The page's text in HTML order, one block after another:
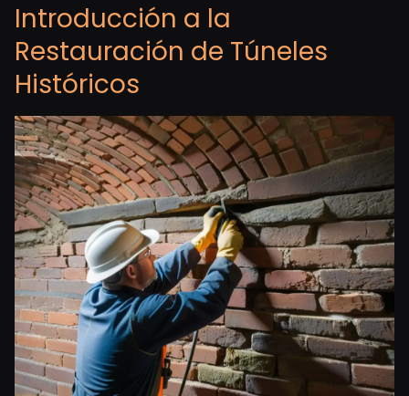
Introducción a la
Restauración de Túneles
Históricos